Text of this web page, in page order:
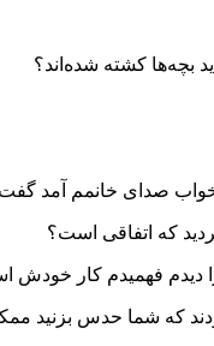
بچه‌ها کشته شده‌اند؟
صدای خانمم آمد
که اتفاقی است؟
دیدم فهمیدم کار خودش
که شما حدس بزنید